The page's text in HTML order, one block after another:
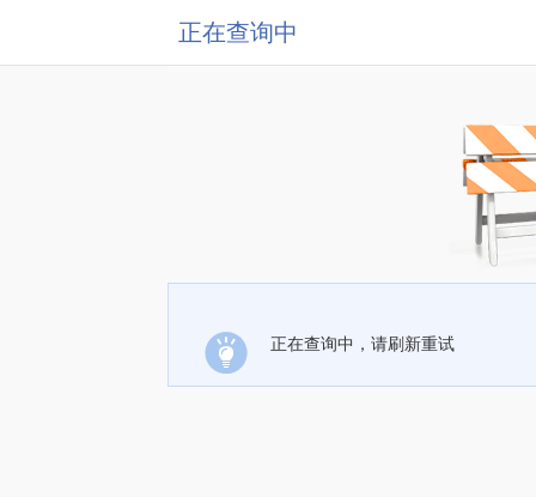
正在查询中
正在查询中，请刷新重试